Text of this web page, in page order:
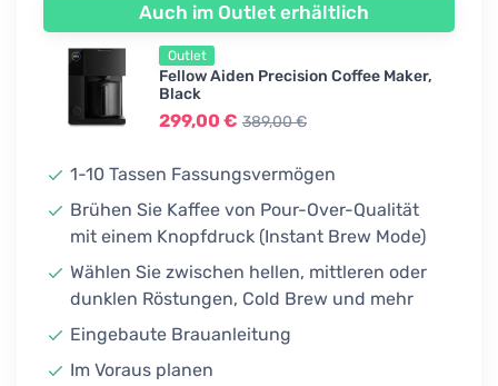
Auch im Outlet erhältlich
Outlet
Fellow Aiden Precision Coffee Maker,
Black
299,00 € 389,00 €
1-10 Tassen Fassungsvermögen
Brühen Sie Kaffee von Pour-Over-Qualität
mit einem Knopfdruck (Instant Brew Mode)
Wählen Sie zwischen hellen, mittleren oder
dunklen Röstungen, Cold Brew und mehr
Eingebaute Brauanleitung
Im Voraus planen